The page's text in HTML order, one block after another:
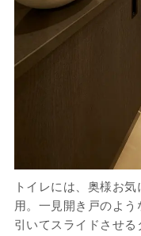
トイレには、奥様お
用。一見開き戸のよ
引いてスライドさせ